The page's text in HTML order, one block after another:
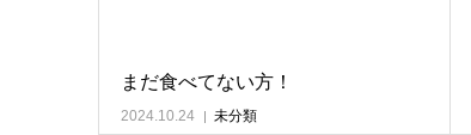
まだ食べてない方！
2024.10.24 未分類